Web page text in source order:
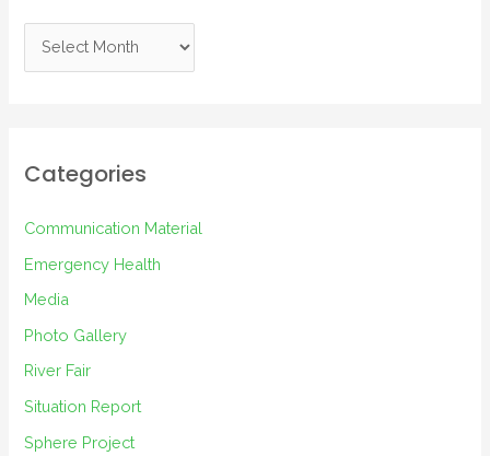
r
i
e
s
Categories
Communication Material
Emergency Health
Media
Photo Gallery
River Fair
Situation Report
Sphere Project